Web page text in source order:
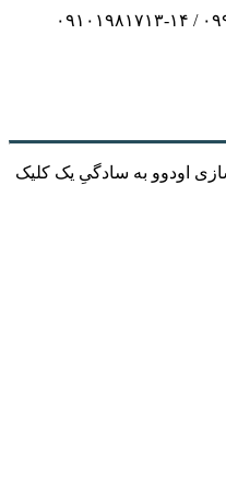
اودوو به سادگیِ یک کلیک